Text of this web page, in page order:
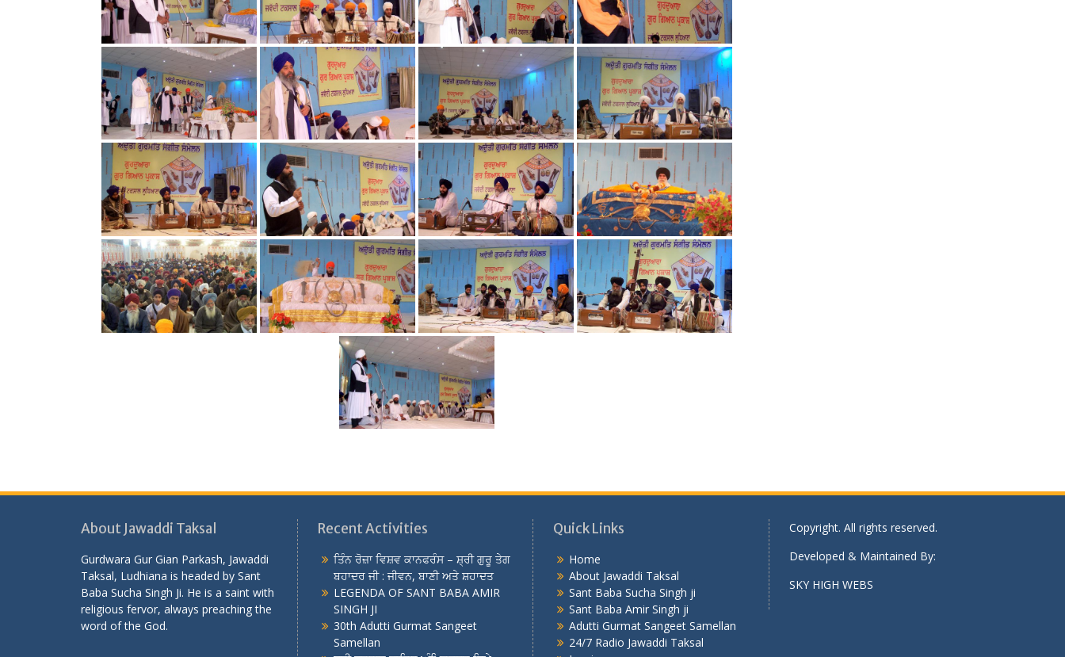
About Jawaddi Taksal
Gurdwara Gur Gian Parkash, Jawaddi
Taksal, Ludhiana is headed by Sant
Baba Sucha Singh Ji. He is a saint with
religious fervor, always preaching the
word of the God.
Recent Activities
ਤਿੰਨ ਰੋਜ਼ਾ ਵਿਸ਼ਵ ਕਾਨਫਰੰਸ – ਸ਼੍ਰੀ ਗੁਰੂ ਤੇਗ
ਬਹਾਦਰ ਜੀ : ਜੀਵਨ, ਬਾਣੀ ਅਤੇ ਸ਼ਹਾਦਤ
LEGENDA OF SANT BABA AMIR
SINGH JI
30th Adutti Gurmat Sangeet
Samellan
Quick Links
Home
About Jawaddi Taksal
Sant Baba Sucha Singh ji
Sant Baba Amir Singh ji
Adutti Gurmat Sangeet Samellan
24/7 Radio Jawaddi Taksal
Copyright. All rights reserved.
Developed & Maintained By:
SKY HIGH WEBS